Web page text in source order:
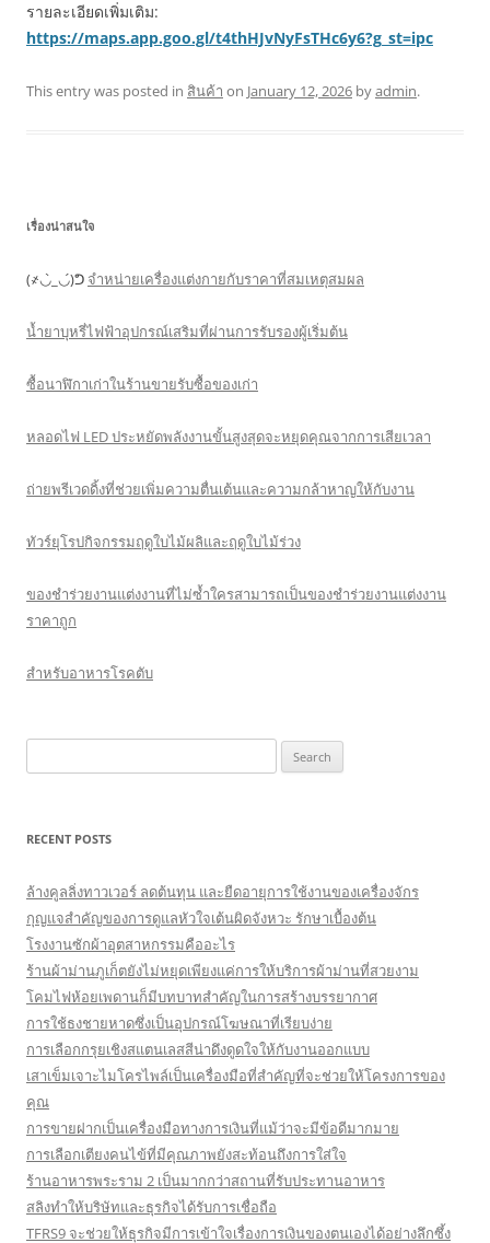
รายละเอียดเพิ่มเติม:
https://maps.app.goo.gl/t4thHJvNyFsTHc6y6?g_st=ipc
This entry was posted in สินค้า on January 12, 2026 byadmin.
เรื่องน่าสนใจ
(҂◡̀_◡́)ᕤ จำหน่ายเครื่องแต่งกายกับราคาที่สมเหตุสมผล
น้ำยาบุหรี่ไฟฟ้าอุปกรณ์เสริมที่ผ่านการรับรองผู้เริ่มต้น
ซื้อนาฬิกาเก่าในร้านขายรับซื้อของเก่า
หลอดไฟ LED ประหยัดพลังงานขั้นสูงสุดจะหยุดคุณจากการเสียเวลา
ถ่ายพรีเวดดิ้งที่ช่วยเพิ่มความตื่นเต้นและความกล้าหาญให้กับงาน
ทัวร์ยุโรปกิจกรรมฤดูใบไม้ผลิและฤดูใบไม้ร่วง
ของชำร่วยงานแต่งงานที่ไม่ซ้ำใครสามารถเป็นของชำร่วยงานแต่งงาน
ราคาถูก
สำหรับอาหารโรคตับ
for:
RECENT POSTS
ล้างคูลลิ่งทาวเวอร์ ลดต้นทุน และยืดอายุการใช้งานของเครื่องจักร
กุญแจสำคัญของการดูแลหัวใจเต้นผิดจังหวะ รักษาเบื้องต้น
โรงงานซักผ้าอุตสาหกรรมคืออะไร
ร้านผ้าม่านภูเก็ตยังไม่หยุดเพียงแค่การให้บริการผ้าม่านที่สวยงาม
โคมไฟห้อยเพดานก็มีบทบาทสำคัญในการสร้างบรรยากาศ
การใช้ธงชายหาดซึ่งเป็นอุปกรณ์โฆษณาที่เรียบง่าย
การเลือกกรุยเชิงสแตนเลสสีน่าดึงดูดใจให้กับงานออกแบบ
เสาเข็มเจาะไมโครไพล์เป็นเครื่องมือที่สำคัญที่จะช่วยให้โครงการของ
คุณ
การขายฝากเป็นเครื่องมือทางการเงินที่แม้ว่าจะมีข้อดีมากมาย
การเลือกเตียงคนไข้ที่มีคุณภาพยังสะท้อนถึงการใส่ใจ
ร้านอาหารพระราม 2 เป็นมากกว่าสถานที่รับประทานอาหาร
สลิงทำให้บริษัทและธุรกิจได้รับการเชื่อถือ
TFRS9 จะช่วยให้ธุรกิจมีการเข้าใจเรื่องการเงินของตนเองได้อย่างลึกซึ้ง